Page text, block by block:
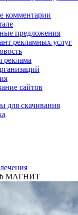
комментарии
предложения
рекламных услуг
реклама
сайтов
для скачивания
МАГНИТ